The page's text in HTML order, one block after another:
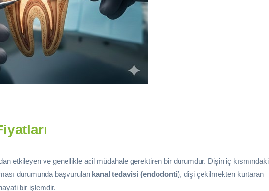
etkileyen ve genellikle acil müdahale gerektiren bir durumdur. Dişin iç kısmındaki
durumunda başvurulan kanal tedavisi (endodonti), dişi çekilmekten kurtaran
bir işlemdir.